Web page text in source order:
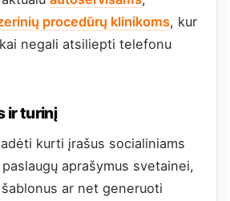
procedūrų klinikoms, kur
negali atsiliepti telefonu
ir turinį
kurti įrašus socialiniams
aprašymus svetainei,
ar net generuoti